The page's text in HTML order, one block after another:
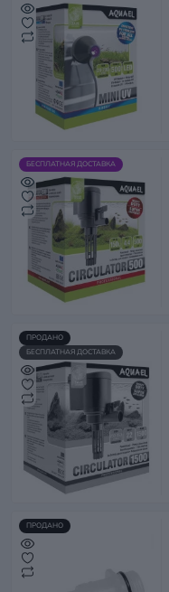
БЕСПЛАТНАЯ ДОСТАВКА
ПРОДАНО
БЕСПЛАТНАЯ ДОСТАВКА
ПРОДАНО